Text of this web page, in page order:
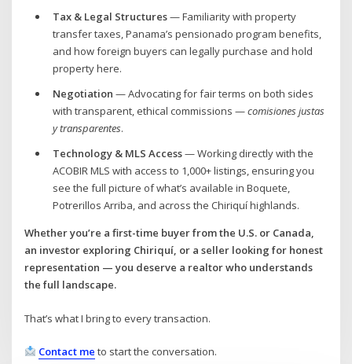
Tax & Legal Structures— Familiarity with property
transfer taxes, Panama’s pensionado program benefits,
and how foreign buyers can legally purchase and hold
property here.
Negotiation — Advocating for fair terms on both sides
with transparent, ethical commissions —comisiones justas
y transparentes.
Technology & MLS Access— Working directly with the
ACOBIR MLS with access to 1,000+ listings, ensuring you
see the full picture of what’s available in Boquete,
Potrerillos Arriba, and across the Chiriquí highlands.
Whether you’re a first-time buyer from the U.S. or Canada,
an investor exploring Chiriquí, or a seller looking for honest
representation — you deserve a realtor who understands
the full landscape.
That’s what I bring to every transaction.
Contact me to start the conversation.